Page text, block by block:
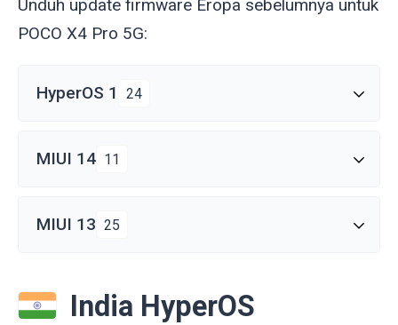
Unduh update firmware Eropa sebelumnya untuk
POCO X4 Pro 5G:
HyperOS 1 24
MIUI 14 11
MIUI 13 25
India HyperOS